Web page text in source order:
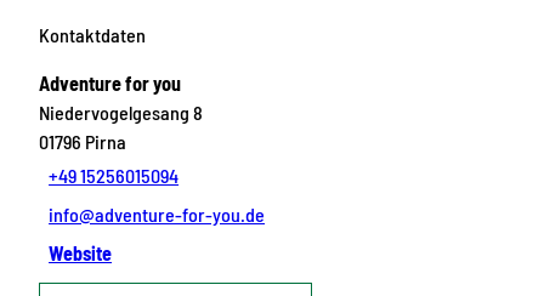
Kontaktdaten
Adventure for you
Niedervogelgesang 8
01796 Pirna
+49 15256015094
info@adventure-for-you.de
Website